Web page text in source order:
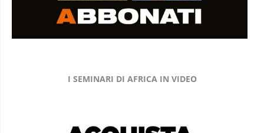
I SEMINARI DI AFRICA IN VIDEO